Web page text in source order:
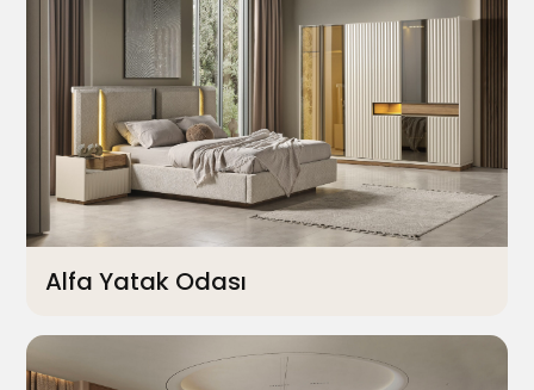
Alfa Yatak Odası